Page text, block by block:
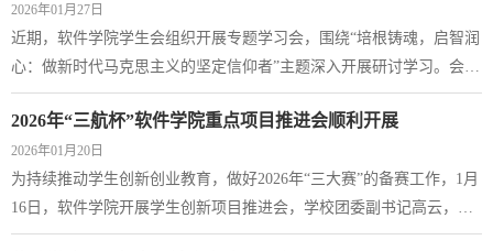
分发挥软件工程专业在系统思维与需求分析方面的优势，通过问卷调
研、师生访谈、云端共创和线下展演等环节，精准聚焦中学生在学业
压力、人际交往等方面的成长需求...
2026年01月27日
近期，软件学院学生会组织开展专题学习会，围绕“培根铸魂，启智润
心：做新时代马克思主义的坚定信仰者”主题深入开展研讨学习。会
上，全体学生会成员共同学习马克思主义核心要义，领会马克思主义
中国化时代化的最新成果，深刻认识到马克思主义是立党立国、兴党
兴国的根本指导思想，更是新时代青年坚定理想信念、勇担时代使命
的思想根基。学生会作为联系学院与学生的桥梁纽带，全体成员将以
此次学习为契机，筑牢马克思主义信仰...
2026年“三航杯”软件学院重点项目推进会顺利开展
2026年01月20日
为持续推动学生创新创业教育，做好2026年“三大赛”的备赛工作，1月
16日，软件学院开展学生创新项目推进会，学校团委副书记高云，学
生创新创业教育中心主任冯慧英为重点项目问诊把脉，学院党委副书